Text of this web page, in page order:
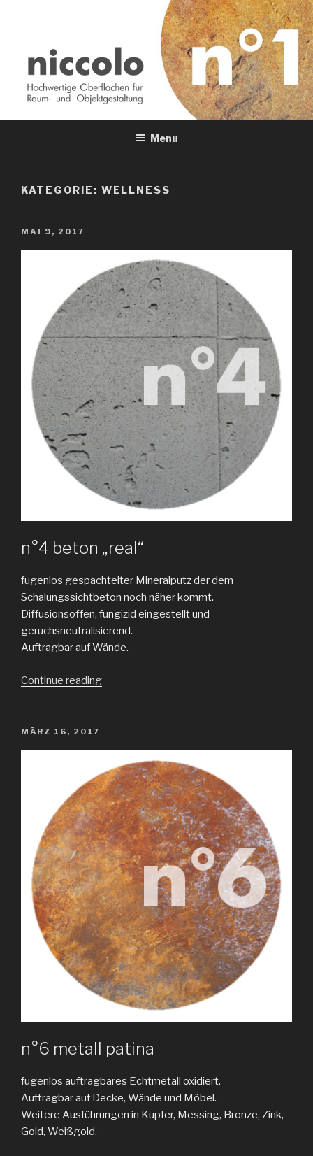
NICCOLO
Menu
KATEGORIE: WELLNESS
POSTED
MAI 9, 2017
n°4 beton „real“
fugenlos gespachtelter Mineralputz der dem
Schalungssichtbeton noch näher kommt.
Diffusionsoffen, fungizid eingestellt und
geruchsneutralisierend.
Auftragbar auf Wände.
Continue reading„n°4
POSTED
MÄRZ 16, 2017
n°6 metall patina
fugenlos auftragbares Echtmetall oxidiert.
Auftragbar auf Decke, Wände und Möbel.
Weitere Ausführungen in Kupfer, Messing, Bronze, Zink,
Gold, Weißgold.